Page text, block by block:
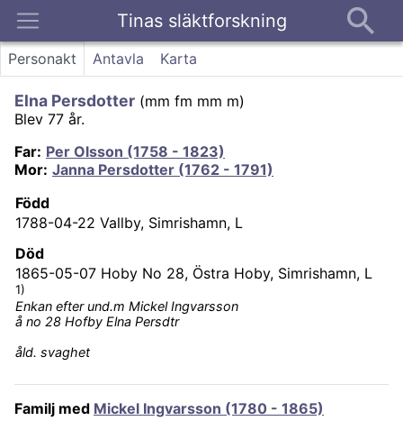
Tinas släktforskning
Kontakt
Personakt Antavla Karta
Elna Persdotter (mm fm mm m)
Blev 77 år.
Far: Per Olsson (1758 - 1823)
Mor: Janna Persdotter (1762 - 1791)
Född
1788-04-22 Vallby, Simrishamn, L
Död
1865-05-07 Hoby No 28, Östra Hoby, Simrishamn, L
1)
Enkan efter und.m Mickel Ingvarsson
å no 28 Hofby Elna Persdtr
åld. svaghet
Familj med Mickel Ingvarsson (1780 - 1865)